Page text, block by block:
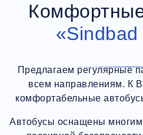
Предлагаем регулярные
всем направлениям. К
комфортабельные
Автобусы оснащены